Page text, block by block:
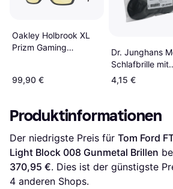
Oakley Holbrook XL
Prizm Gaming
99,90 €
Dr. Junghans
Schlafbrille mit
Klettband
4,15 €
Produktinformationen
Der niedrigste Preis für Tom Ford
Light Block 008 Gunmetal Brillen
370,95 €
4 anderen Shops.